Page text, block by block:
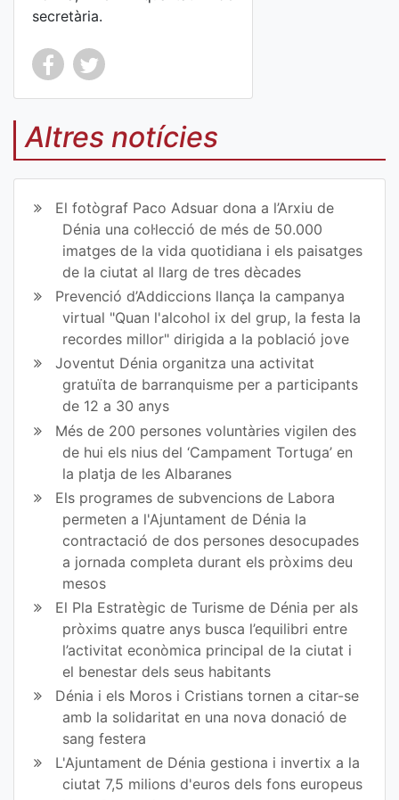
secretària.
Co
mp
art
ir
en
Fa
ce
bo
ok
Co
mp
art
ir
en
Tw
itt
er
Altres notícies
El fotògraf Paco Adsuar dona a l’Arxiu de
Dénia una col·lecció de més de 50.000
imatges de la vida quotidiana i els paisatges
de la ciutat al llarg de tres dècades
Prevenció d’Addiccions llança la campanya
virtual "Quan l'alcohol ix del grup, la festa la
recordes millor" dirigida a la població jove
Joventut Dénia organitza una activitat
gratuïta de barranquisme per a participants
de 12 a 30 anys
Més de 200 persones voluntàries vigilen des
de hui els nius del ‘Campament Tortuga’ en
la platja de les Albaranes
Els programes de subvencions de Labora
permeten a l'Ajuntament de Dénia la
contractació de dos persones desocupades
a jornada completa durant els pròxims deu
mesos
El Pla Estratègic de Turisme de Dénia per als
pròxims quatre anys busca l’equilibri entre
l’activitat econòmica principal de la ciutat i
el benestar dels seus habitants
Dénia i els Moros i Cristians tornen a citar-se
amb la solidaritat en una nova donació de
sang festera
L'Ajuntament de Dénia gestiona i invertix a la
ciutat 7,5 milions d'euros dels fons europeus